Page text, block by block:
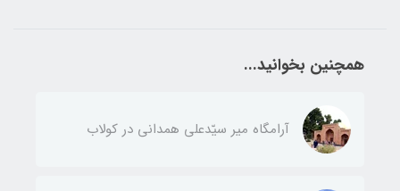
همچنین بخوانید...
آرامگاه میر سیّدعلی همدانی در کولاب